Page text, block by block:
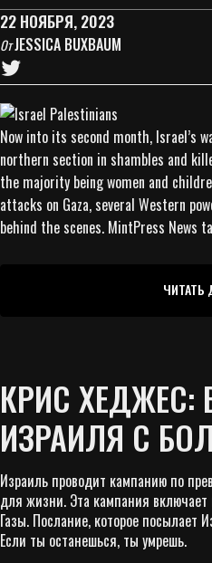
22 НОЯБРЯ, 2023
ОтJESSICA BUXBAUM
Now into its second month, Israel’s
northern section in shambles and
the majority being women and
attacks on Gaza, several Western
behind the scenes. MintPress News
ЧИТАТЬ
КРИС ХЕДЖЕС:
ИЗРАИЛЯ С
Израиль проводит кампанию по
для жизни. Эта кампания включает
Газы. Послание, которое посылает
Если ты останешься, ты умрешь.